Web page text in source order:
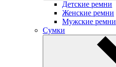
Детские ремни
Женские ремни
Мужские ремни
Сумки